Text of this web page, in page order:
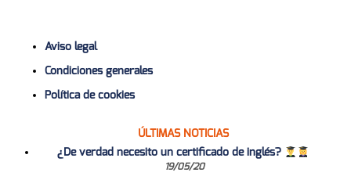
Aviso legal
Condiciones generales
Política de cookies
ÚLTIMAS NOTICIAS
¿De verdad necesito un certificado de inglés?
19/05/20